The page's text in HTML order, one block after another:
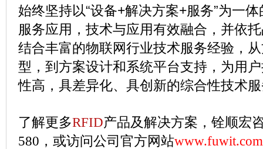
始终坚持以“设备+解决方案+服务”为一
服务应用，技术与应用有效融合，并依
结合丰富的物联网行业技术服务经验，
型，到方案设计和系统平台支持，为用
性高，具差异化、具创新的综合性技术
了解更多RFID产品及解决方案，铨顺宏
580，或访问公司官方网站